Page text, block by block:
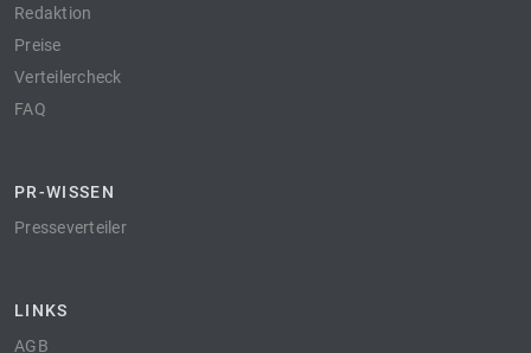
Redaktion
Preise
Verteilercheck
FAQ
PR-WISSEN
Presseverteiler
LINKS
AGB